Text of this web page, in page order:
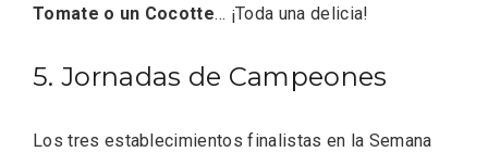
Tomate o un Cocotte… ¡Toda una delicia!
5. Jornadas de Campeones
Los tres establecimientos finalistas en la Semana
V Feria Europea del Queso 2026 en
Serrada